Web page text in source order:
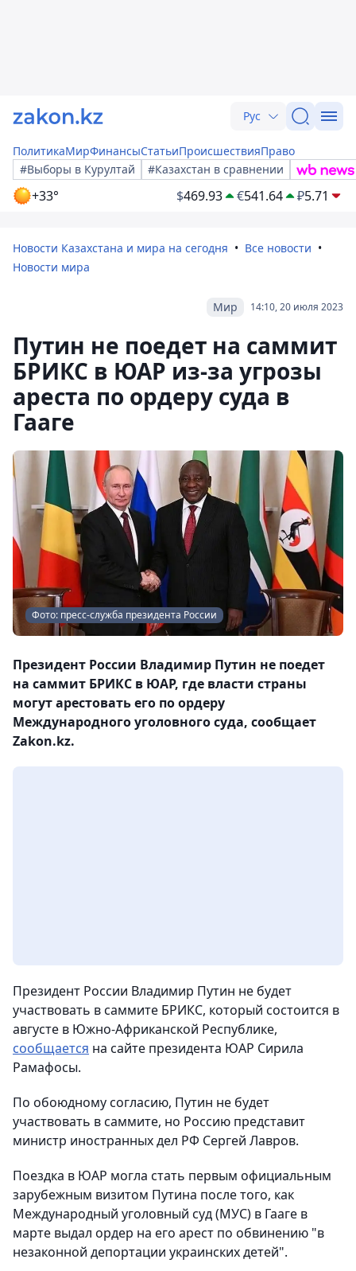
Рус
ПолитикаМирФинансыСтатьиПроисшествияПраво
#Выборы в Курултай
#Казахстан в сравнении
+33° $469.93 €541.64 ₽5.71
Новости Казахстана и мира на сегодня
Все новости
Новости мира
14:10, 20 июля 2023
Мир
Путин не поедет на саммит
БРИКС в ЮАР из-за угрозы
ареста по ордеру суда в
Гааге
Фото: пресс-служба президента России
Президент России Владимир Путин не поедет
на саммит БРИКС в ЮАР, где власти страны
могут арестовать его по ордеру
Международного уголовного суда, сообщает
Zakon.kz.
Президент России Владимир Путин не будет
участвовать в саммите БРИКС, который состоится в
августе в Южно-Африканской Республике,
сообщается на сайте президента ЮАР Сирила
Рамафосы.
По обоюдному согласию, Путин не будет
участвовать в саммите, но Россию представит
министр иностранных дел РФ Сергей Лавров.
Поездка в ЮАР могла стать первым официальным
зарубежным визитом Путина после того, как
Международный уголовный суд (МУС) в Гааге в
марте выдал ордер на его арест по обвинению "в
незаконной депортации украинских детей".